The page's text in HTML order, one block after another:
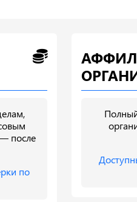
после
по